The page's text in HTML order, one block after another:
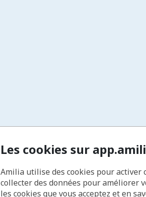
Les cookies sur
Amilia utilise des cookies pour
collecter des données pour améliorer
les cookies que vous acceptez et en